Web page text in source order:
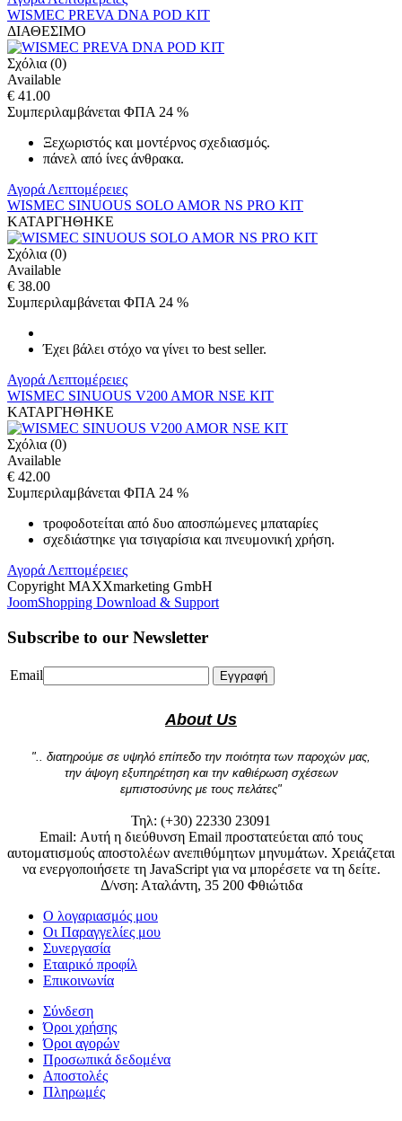
WISMEC PREVA DNA POD KIT
ΔΙΑΘΕΣΙΜΟ
Σχόλια (0)
Available
€ 41.00
Συμπεριλαμβάνεται ΦΠΑ 24 %
Ξεχωριστός και μοντέρνος σχεδιασμός.
πάνελ από ίνες άνθρακα.
Αγορά Λεπτομέρειες
WISMEC SINUOUS SOLO AMOR NS PRO KIT
ΚΑΤΑΡΓΗΘΗΚΕ
Σχόλια (0)
Available
€ 38.00
Συμπεριλαμβάνεται ΦΠΑ 24 %
Έχει βάλει στόχο να γίνει το best seller.
Αγορά Λεπτομέρειες
WISMEC SINUOUS V200 AMOR NSE KIT
ΚΑΤΑΡΓΗΘΗΚΕ
Σχόλια (0)
Available
€ 42.00
Συμπεριλαμβάνεται ΦΠΑ 24 %
τροφοδοτείται από δυο αποσπώμενες μπαταρίες
σχεδιάστηκε για τσιγαρίσια και πνευμονική χρήση.
Αγορά Λεπτομέρειες
Copyright MAXXmarketing GmbH
JoomShopping Download & Support
Subscribe to our Newsletter
Email Εγγραφή
About Us
".. διατηρούμε σε υψηλό επίπεδο την ποιότητα των παροχών μας,
την άψογη εξυπηρέτηση και την καθιέρωση σχέσεων
εμπιστοσύνης με τους πελάτες"
Τηλ: (+30) 22330 23091
Email: Αυτή η διεύθυνση Email προστατεύεται από τους
αυτοματισμούς αποστολέων ανεπιθύμητων μηνυμάτων. Χρειάζεται
να ενεργοποιήσετε τη JavaScript για να μπορέσετε να τη δείτε.
Δ/νση: Αταλάντη, 35 200 Φθιώτιδα
Ο λογαριασμός μου
Οι Παραγγελίες μου
Συνεργασία
Εταιρικό προφίλ
Επικοινωνία
Σύνδεση
Όροι χρήσης
Όροι αγορών
Προσωπικά δεδομένα
Αποστολές
Πληρωμές